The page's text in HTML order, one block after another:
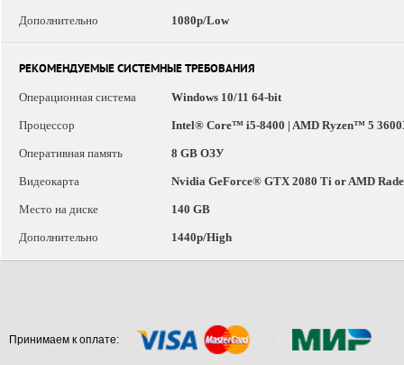
Дополнительно 1080p/Low
РЕКОМЕНДУЕМЫЕ СИСТЕМНЫЕ ТРЕБОВАНИЯ
Операционная система
Windows 10/11 64-bit
Процессор Intel® Core™ i5-8400 | AMD Ryzen™ 5
Оперативная память 8 GB ОЗУ
Видеокарта Nvidia GeForce® GTX 2080 Ti or AMD
Место на диске 140 GB
Дополнительно 1440p/High
Принимаем к оплате: